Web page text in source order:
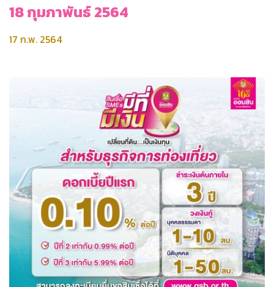
18 กุมภาพันธ์ 2564
17 ก.พ. 2564